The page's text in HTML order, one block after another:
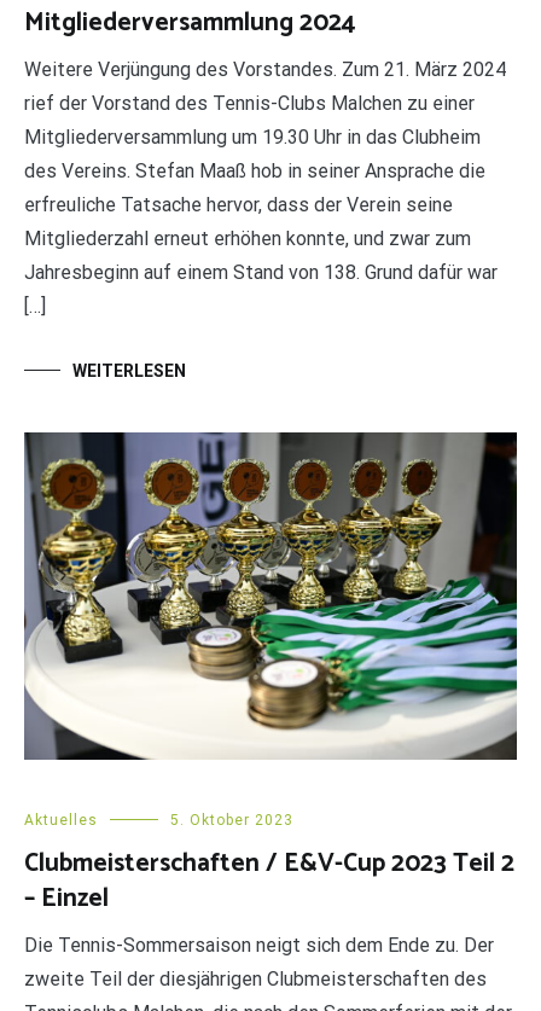
Mitgliederversammlung 2024
Weitere Verjüngung des Vorstandes. Zum 21. März 2024
rief der Vorstand des Tennis-Clubs Malchen zu einer
Mitgliederversammlung um 19.30 Uhr in das Clubheim
des Vereins. Stefan Maaß hob in seiner Ansprache die
erfreuliche Tatsache hervor, dass der Verein seine
Mitgliederzahl erneut erhöhen konnte, und zwar zum
Jahresbeginn auf einem Stand von 138. Grund dafür war
[…]
WEITERLESEN
Aktuelles 5. Oktober 2023
Clubmeisterschaften / E&V-Cup 2023 Teil 2
– Einzel
Die Tennis-Sommersaison neigt sich dem Ende zu. Der
zweite Teil der diesjährigen Clubmeisterschaften des